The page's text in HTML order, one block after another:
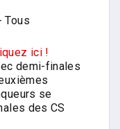
Tous
ici !
demi-finales
se
des CS